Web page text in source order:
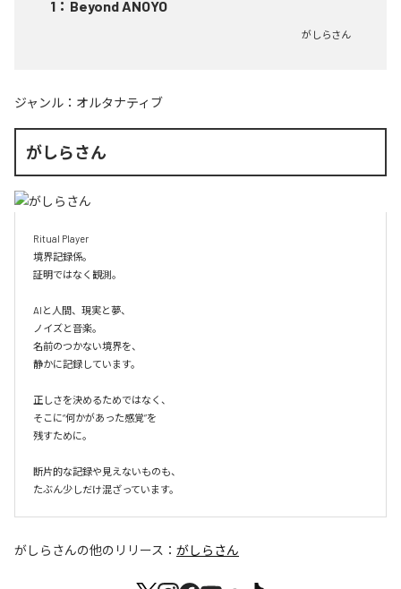
1 ： Beyond ANOYO
がしらさん
ジャンル： オルタナティブ
がしらさん
Ritual Player
境界記録係。
証明ではなく観測。
AIと人間、現実と夢、
ノイズと音楽。
名前のつかない境界を、
静かに記録しています。
正しさを決めるためではなく、
そこに“何かがあった感覚”を
残すために。
断片的な記録や見えないものも、
たぶん少しだけ混ざっています。
がしらさんの他のリリース： がしらさん